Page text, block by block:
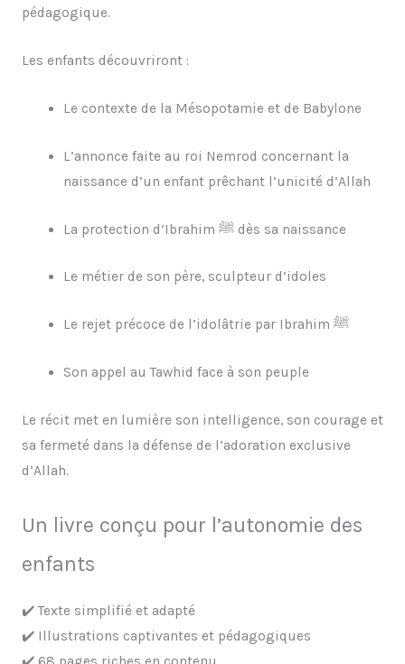
pédagogique.
Les enfants découvriront :
Le contexte de la Mésopotamie et de Babylone
L’annonce faite au roi Nemrod concernant la
naissance d’un enfant prêchant l’unicité d’Allah
La protection d’Ibrahim ﷺ dès sa naissance
Le métier de son père, sculpteur d’idoles
Le rejet précoce de l’idolâtrie par Ibrahim ﷺ
Son appel au Tawhid face à son peuple
Le récit met en lumière son intelligence, son courage et
sa fermeté dans la défense de l’adoration exclusive
d’Allah.
Un livre conçu pour l’autonomie des
enfants
✔️ Texte simplifié et adapté
✔️ Illustrations captivantes et pédagogiques